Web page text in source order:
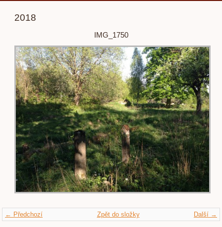
2018
IMG_1750
← Předchozí Další →
Zpět do složky